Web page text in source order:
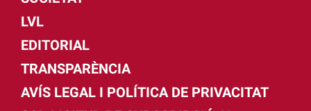
LVL
EDITORIAL
TRANSPARÈNCIA
AVÍS LEGAL I POLÍTICA DE PRIVACITAT